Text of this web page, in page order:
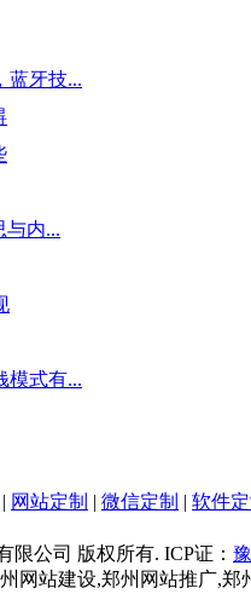
蓝牙技...
与内...
模式有...
| 网站定制 | 微信定制 | 软件定
限公司 版权所有. ICP证：
网站建设,郑州网站推广,